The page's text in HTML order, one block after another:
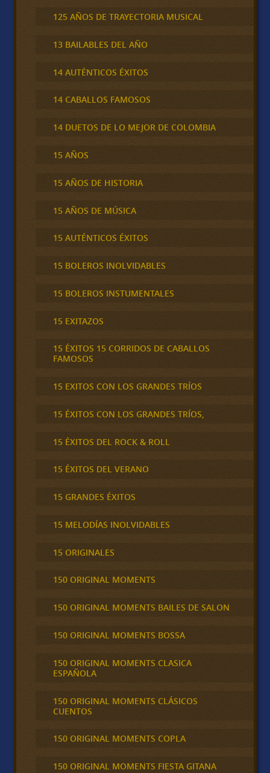
125 AÑOS DE TRAYECTORIA MUSICAL
13 BAILABLES DEL AÑO
14 AUTÉNTICOS ÉXITOS
14 CABALLOS FAMOSOS
14 DUETOS DE LO MEJOR DE COLOMBIA
15 AÑOS
15 AÑOS DE HISTORIA
15 AÑOS DE MÚSICA
15 AUTÉNTICOS ÉXITOS
15 BOLEROS INOLVIDABLES
15 BOLEROS INSTUMENTALES
15 EXITAZOS
15 ÉXITOS 15 CORRIDOS DE CABALLOS
FAMOSOS
15 EXITOS CON LOS GRANDES TRÍOS
15 ÉXITOS CON LOS GRANDES TRÍOS,
15 ÉXITOS DEL ROCK & ROLL
15 ÉXITOS DEL VERANO
15 GRANDES ÉXITOS
15 MELODÍAS INOLVIDABLES
15 ORIGINALES
150 ORIGINAL MOMENTS
150 ORIGINAL MOMENTS BAILES DE SALON
150 ORIGINAL MOMENTS BOSSA
150 ORIGINAL MOMENTS CLASICA
ESPAÑOLA
150 ORIGINAL MOMENTS CLÁSICOS
CUENTOS
150 ORIGINAL MOMENTS COPLA
150 ORIGINAL MOMENTS FIESTA GITANA